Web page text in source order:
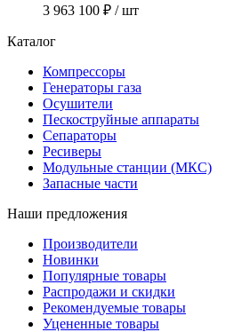
3 963 100 ₽ / шт
Каталог
Компрессоры
Генераторы газа
Осушители
Пескоструйные аппараты
Сепараторы
Ресиверы
Модульные станции (МКС)
Запасные части
Наши предложения
Производители
Новинки
Популярные товары
Распродажи и скидки
Рекомендуемые товары
Уцененные товары